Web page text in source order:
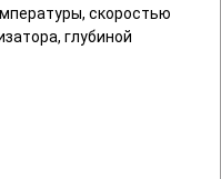
скоростью
глубиной